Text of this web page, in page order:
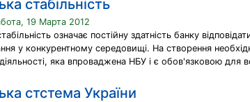
стабільність
19 Марта 2012
означає постійну здатність банку
у конкурентному середовищі. На створення
діяльності, яка впроваджена НБУ і є обов'язковою для
стстема України